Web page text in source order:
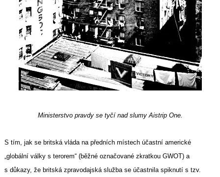
Ministerstvo pravdy se tyčí nad slumy Aistrip One.
S tím, jak se britská vláda na předních místech účastní americké
„globální války s terorem“ (běžné označované zkratkou GWOT) a
s důkazy, že britská zpravodajská služba se účastnila spiknutí s tzv.